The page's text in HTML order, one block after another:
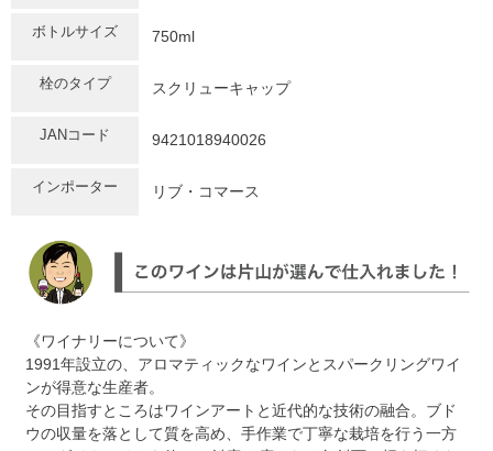
ボトルサイズ 750ml
栓のタイプ スクリューキャップ
JANコード 9421018940026
インポーター リブ・コマース
《ワイナリーについて》
1991年設立の、アロマティックなワインとスパークリングワイ
ンが得意な生産者。
その目指すところはワインアートと近代的な技術の融合。ブド
ウの収量を落として質を高め、手作業で丁寧な栽培を行う一方